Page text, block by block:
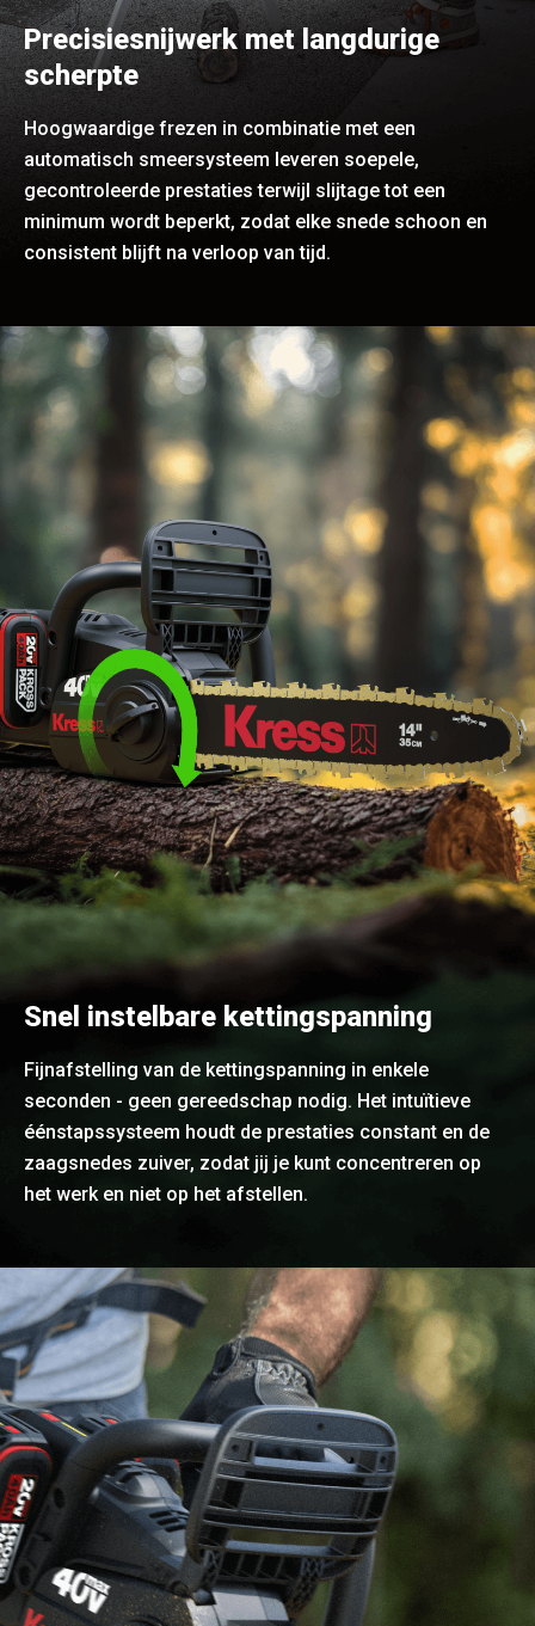
Precisiesnijwerk met langdurige
scherpte
Hoogwaardige frezen in combinatie met een
automatisch smeersysteem leveren soepele,
gecontroleerde prestaties terwijl slijtage tot een
minimum wordt beperkt, zodat elke snede schoon en
consistent blijft na verloop van tijd.
Snel instelbare kettingspanning
Fijnafstelling van de kettingspanning in enkele
seconden - geen gereedschap nodig. Het intuïtieve
éénstapssysteem houdt de prestaties constant en de
zaagsnedes zuiver, zodat jij je kunt concentreren op
het werk en niet op het afstellen.